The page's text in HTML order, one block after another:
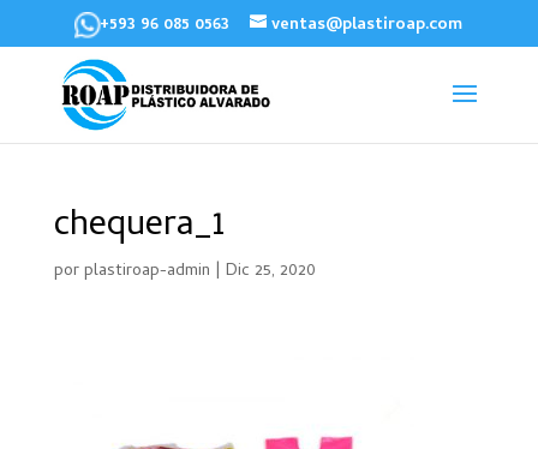
+593 96 085 0563 ventas@plastiroap.com
chequera_1
porplastiroap-admin | Dic 25, 2020